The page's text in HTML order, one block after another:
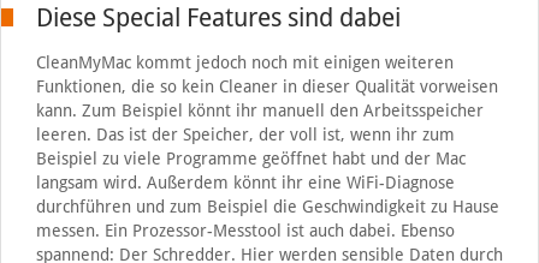
Diese Special Features sind dabei
CleanMyMac kommt jedoch noch mit einigen weiteren
Funktionen, die so kein Cleaner in dieser Qualität vorweisen
kann. Zum Beispiel könnt ihr manuell den Arbeitsspeicher
leeren. Das ist der Speicher, der voll ist, wenn ihr zum
Beispiel zu viele Programme geöffnet habt und der Mac
langsam wird. Außerdem könnt ihr eine WiFi-Diagnose
durchführen und zum Beispiel die Geschwindigkeit zu Hause
messen. Ein Prozessor-Messtool ist auch dabei. Ebenso
spannend: Der Schredder. Hier werden sensible Daten durch